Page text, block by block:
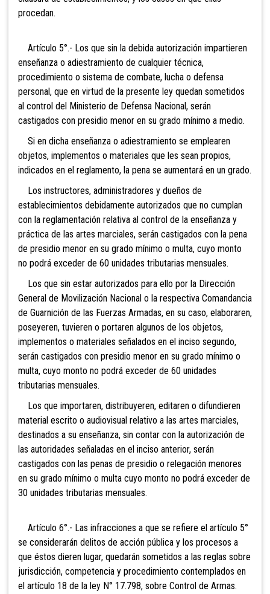
procedan.
Artículo 5°.- Los que sin la debida autorización impartieren
enseñanza o adiestramiento de cualquier técnica,
procedimiento o sistema de combate, lucha o defensa
personal, que en virtud de la presente ley quedan sometidos
al control del Ministerio de Defensa Nacional, serán
castigados con presidio menor en su grado mínimo a medio.
Si en dicha enseñanza o adiestramiento se emplearen
objetos, implementos o materiales que les sean propios,
indicados en el reglamento, la pena se aumentará en un grado.
Los instructores, administradores y dueños de
establecimientos debidamente autorizados que no cumplan
con la reglamentación relativa al control de la enseñanza y
práctica de las artes marciales, serán castigados con la pena
de presidio menor en su grado mínimo o multa, cuyo monto
no podrá exceder de 60 unidades tributarias mensuales.
Los que sin estar autorizados para ello por la Dirección
General de Movilización Nacional o la respectiva Comandancia
de Guarnición de las Fuerzas Armadas, en su caso, elaboraren,
poseyeren, tuvieren o portaren algunos de los objetos,
implementos o materiales señalados en el inciso segundo,
serán castigados con presidio menor en su grado mínimo o
multa, cuyo monto no podrá exceder de 60 unidades
tributarias mensuales.
Los que importaren, distribuyeren, editaren o difundieren
material escrito o audiovisual relativo a las artes marciales,
destinados a su enseñanza, sin contar con la autorización de
las autoridades señaladas en el inciso anterior, serán
castigados con las penas de presidio o relegación menores
en su grado mínimo o multa cuyo monto no podrá exceder de
30 unidades tributarias mensuales.
Artículo 6°.- Las infracciones a que se refiere el artículo 5°
se considerarán delitos de acción pública y los procesos a
que éstos dieren lugar, quedarán sometidos a las reglas sobre
jurisdicción, competencia y procedimiento contemplados en
el artículo 18 de la ley N° 17.798, sobre Control de Armas.